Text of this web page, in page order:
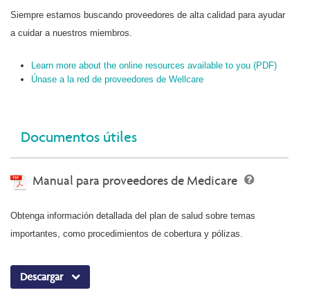
Siempre estamos buscando proveedores de alta calidad para ayudar
a cuidar a nuestros miembros.
Learn more about the online resources available to you (PDF)
Únase a la red de proveedores de Wellcare
Documentos útiles
Manual para proveedores de Medicare
Obtenga información detallada del plan de salud sobre temas
importantes, como procedimientos de cobertura y pólizas.
Descargar